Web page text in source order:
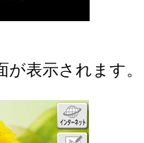
が表示されます。